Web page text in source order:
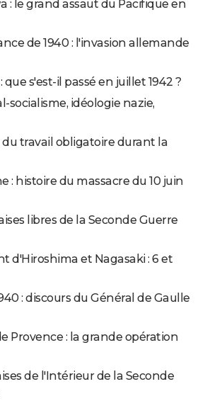
: le grand assaut du Pacifique en
de 1940 : l'invasion allemande
que s'est-il passé en juillet 1942 ?
socialisme, idéologie nazie,
du travail obligatoire durant la
: histoire du massacre du 10 juin
libres de la Seconde Guerre
d'Hiroshima et Nagasaki : 6 et
: discours du Général de Gaulle
Provence : la grande opération
de l'Intérieur de la Seconde